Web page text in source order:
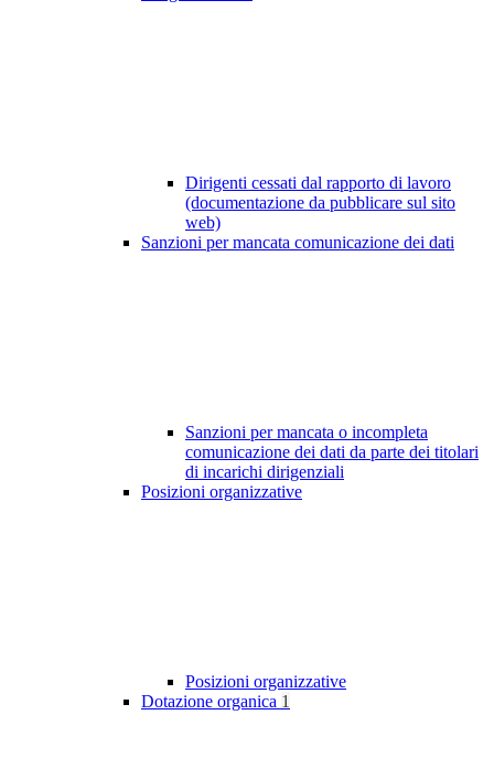
Dirigenti cessati dal rapporto di lavoro
(documentazione da pubblicare sul sito
web)
Sanzioni per mancata comunicazione dei dati
Sanzioni per mancata o incompleta
comunicazione dei dati da parte dei titolari
di incarichi dirigenziali
Posizioni organizzative
Posizioni organizzative
Dotazione organica 1